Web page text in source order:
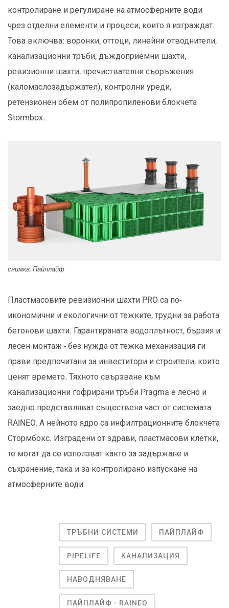
контролиране и регулиране на атмосферните води
чрез отделни елементи и процеси, които я изграждат.
Това включва: воронки, оттоци, линейни отводнители,
канализационни тръби, дъждоприемни шахти,
ревизионни шахти, пречиствателни съоръжения
(каломаслозадържател), контролни уреди,
ретензионен обем от полипропиленови блокчета
Stormbox.
снимка: Пайплайф
Пластмасовите ревизионни шахти PRO са по-
икономични и екологични от тежките, трудни за работа
бетонови шахти. Гарантираната водоплътност, бързия и
лесен монтаж - без нужда от тежка механизация ги
прави предпочитани за инвеститори и строители, които
ценят времето. Тяхното свързване към
канализационни гофрирани тръби Pragma e лесно и
заедно представляват съществена част от системата
RAINEO. А нейното ядро са инфилтрационните блокчета
Стормбокс. Изградени от здрави, пластмасови клетки,
те могат да се използват както за задържане и
съхранение, така и за контролирано изпускане на
атмосферните води
ТРЪБНИ СИСТЕМИ ПАЙПЛАЙФ
PIPELIFE КАНАЛИЗАЦИЯ
НАВОДНЯВАНЕ
ПАЙПЛАЙФ - RAINEO